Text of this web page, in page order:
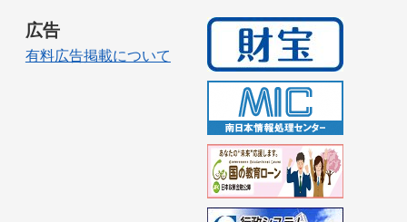
広告
有料広告掲載について